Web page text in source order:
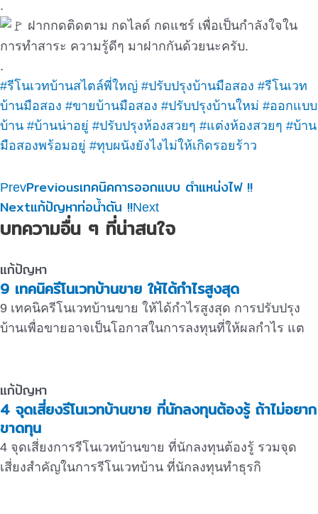
.
ฝากกดติดตาม กดไลด์ กดแชร์ เพื่อเป็นกำลังใจใน
การทำสาระ ความรู้ดีๆ มาฝากกันด้วยนะครับ.
.
#รีโนเวทบ้านสไตล์พี่ใหญ่ #ปรับปรุงบ้านมือสอง #รีโนเวท
บ้านมือสอง #ขายบ้านมือสอง #ปรับปรุงบ้านใหม่ #ออกแบบ
บ้าน #บ้านน่าอยู่ #ปรับปรุงห้องสวยๆ #แต่งห้องสวยๆ #บ้าน
มือสองพร้อมอยู่ #ทุบผนังยังไงไม่ให้เกิดรอยร้าว
PrevPreviousเทคนิคการออกแบบ ตำแหน่งไฟ !!
Nextแก้ปัญหาท่อน้ำตัน !!Next
บทความอื่น ๆ ที่น่าสนใจ
แก้ปัญหา
9 เทคนิครีโนเวทบ้านขาย ให้ได้กำไรสูงสุด
9 เทคนิครีโนเวทบ้านขาย ให้ได้กำไรสูงสุด การปรับปรุง
บ้านเพื่อขายอาจเป็นโอกาสในการลงทุนที่ให้ผลกำไร แต
แก้ปัญหา
4 จุดเสี่ยงรีโนเวทบ้านขาย ที่นักลงทุนต้องรู้ ถ้าไม่อยาก
ขาดทุน
4 จุดเสี่ยงการรีโนเวทบ้านขาย ที่นักลงทุนต้องรู้ รวมจุด
เสี่ยงสำคัญในการรีโนเวทบ้าน ที่นักลงทุนทำธุรกิ